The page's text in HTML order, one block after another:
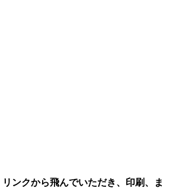
リンクから飛んでいただき、印刷、ま